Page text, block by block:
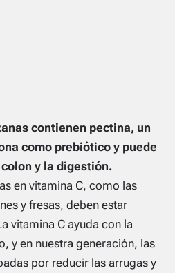
contienen pectina, un
como prebiótico y puede
y la digestión.
en vitamina C, como las
y fresas, deben estar
vitamina C ayuda con la
y en nuestra generación, las
por reducir las arrugas y